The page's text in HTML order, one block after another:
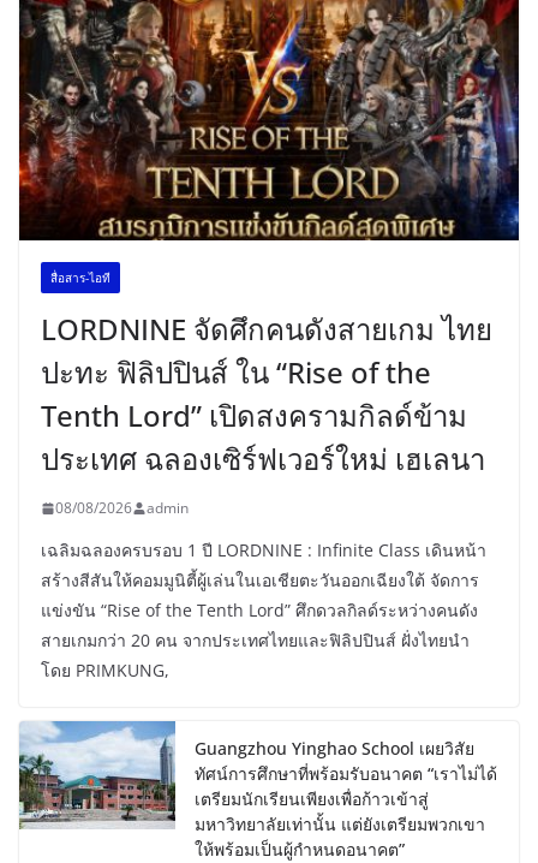
สื่อสาร-ไอที
LORDNINE จัดศึกคนดังสายเกม ไทย
ปะทะ ฟิลิปปินส์ ใน “Rise of the
Tenth Lord” เปิดสงครามกิลด์ข้าม
ประเทศ ฉลองเซิร์ฟเวอร์ใหม่ เฮเลนา
08/08/2026 admin
เฉลิมฉลองครบรอบ 1 ปี LORDNINE : Infinite Class เดินหน้า
สร้างสีสันให้คอมมูนิตี้ผู้เล่นในเอเชียตะวันออกเฉียงใต้ จัดการ
แข่งขัน “Rise of the Tenth Lord” ศึกดวลกิลด์ระหว่างคนดัง
สายเกมกว่า 20 คน จากประเทศไทยและฟิลิปปินส์ ฝั่งไทยนำ
โดย PRIMKUNG,
Guangzhou Yinghao School เผยวิสัย
ทัศน์การศึกษาที่พร้อมรับอนาคต “เราไม่ได้
เตรียมนักเรียนเพียงเพื่อก้าวเข้าสู่
มหาวิทยาลัยเท่านั้น แต่ยังเตรียมพวกเขา
ให้พร้อมเป็นผู้กำหนดอนาคต”